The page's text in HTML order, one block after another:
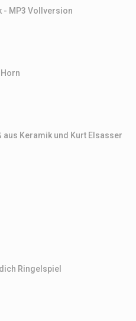
- MP3 Vollversion
aus Keramik und Kurt Elsasser
Ringelspiel